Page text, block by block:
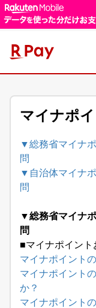
マイナポ
▼総務省マイナ
問
▼自治体マイナ
問
▼総務省マイナ
問
■マイナポイント
マイナポイント
マイナポイント
か？
マイナポイント